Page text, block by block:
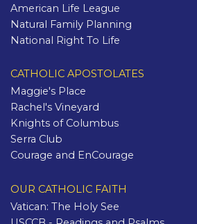
American Life League
Natural Family Planning
National Right To Life
CATHOLIC APOSTOLATES
Maggie's Place
Rachel's Vineyard
Knights of Columbus
Serra Club
Courage and EnCourage
OUR CATHOLIC FAITH
Vatican: The Holy See